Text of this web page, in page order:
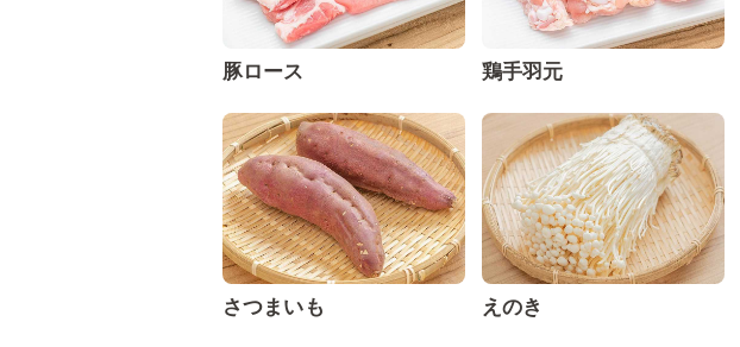
豚ロース 鶏手羽元
さつまいも えのき